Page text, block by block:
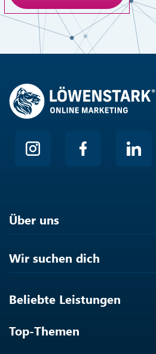
Anti-Roboter-Verifizierung
Hier klicken
Über uns
Wir suchen dich
Beliebte Leistungen
Top-Themen